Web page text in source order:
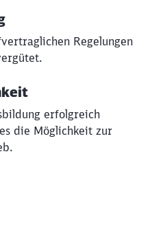
Regelungen
erfolgreich
die Möglichkeit zur